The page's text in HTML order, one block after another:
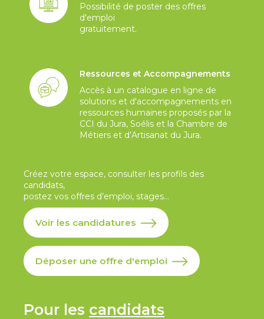
Possibilité de poster des offres
d'emploi
gratuitement.
Ressources et Accompagnements
Accès à un catalogue en ligne de
solutions et d'accompagnements en
ressources humaines proposés par la
CCI du Jura, Soélis et la Chambre de
Métiers et d’Artisanat du Jura.
Créez votre espace, consulter les profils des
candidats,
postez vos offres d’emploi, stages...
Voir les candidatures
Déposer une offre d'emploi
Pour les candidats